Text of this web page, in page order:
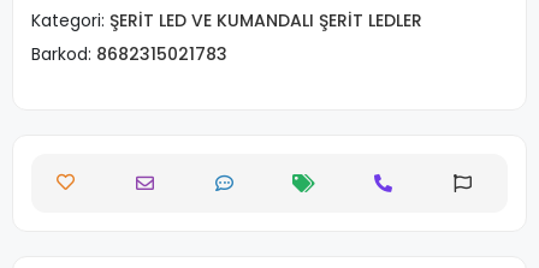
Kategori: ŞERİT LED VE KUMANDALI ŞERİT LEDLER
Barkod: 8682315021783